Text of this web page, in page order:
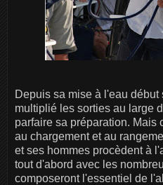
Depuis sa mise à l'eau
multiplié les sorties au large
parfaire sa préparation. Mais
au chargement et au
et ses hommes procèdent à
tout d'abord avec les
composeront l'essentiel de